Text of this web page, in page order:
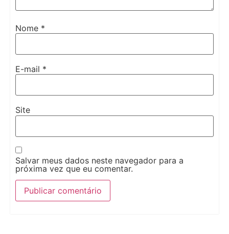
Nome *
E-mail *
Site
Salvar meus dados neste navegador para a
próxima vez que eu comentar.